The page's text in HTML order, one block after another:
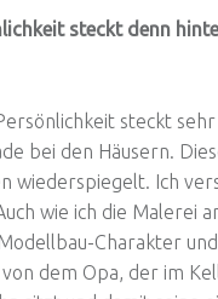
steckt denn
steckt
bei den Häusern.
wiederspiegelt. Ich
wie ich die Malerei
Charakter
dem Opa, der im